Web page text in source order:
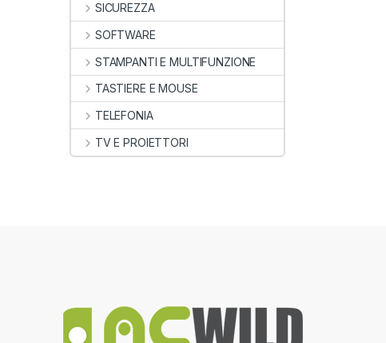
SICUREZZA
SOFTWARE
STAMPANTI E MULTIFUNZIONE
TASTIERE E MOUSE
TELEFONIA
TV E PROIETTORI